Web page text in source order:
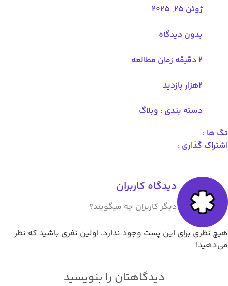
ژوئن 25, 2025
بدون دیدگاه
2 دقیقه زمان مطالعه
۲هزار بازدید
دسته بندی : وبلاگ
تگ ها :
اشتراک گذاری :
دیدگاه کاربران
دیگر کاربران چه میگویند؟
هیچ نظری برای این پست وجود ندارد. اولین نفری باشید که نظر
می‌دهید!
دیدگاهتان را بنویسید